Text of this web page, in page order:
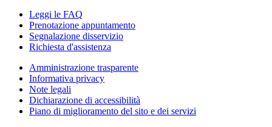
Leggi le FAQ
Prenotazione appuntamento
Segnalazione disservizio
Richiesta d'assistenza
Amministrazione trasparente
Informativa privacy
Note legali
Dichiarazione di accessibilità
Piano di miglioramento del sito e dei servizi